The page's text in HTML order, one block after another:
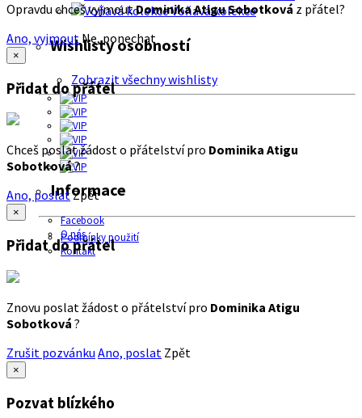
Voňavá kolekce
Wishlisty osobností
Zobrazit všechny wishlisty
Informace
Facebook
O nás
Podmínky použití
Kontakt
Opravdu chceš vyjmoutDominika Atigu Sobotková z přátel?
Ano, vyjmout Ne, ponechat
×
Přidat do přátel
Chceš poslat žádost o přátelství pro Dominika Atigu
Sobotková?
Ano, poslatZpět
×
Přidat do přátel
Znovu poslat žádost o přátelství pro Dominika Atigu
Sobotková ?
Zrušit pozvánku Ano, poslat Zpět
×
Pozvat blízkého